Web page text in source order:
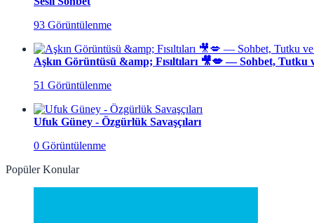
93 Görüntülenme
Aşkın Görüntüsü &amp; Fısıltıları 🎥💋 — Sohbet, Tutku
51 Görüntülenme
Ufuk Güney - Özgürlük Savaşçıları
0 Görüntülenme
Popüler Konular